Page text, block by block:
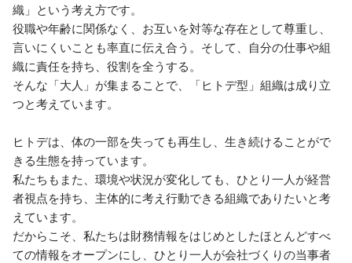
織」という考え方です。
役職や年齢に関係なく、お互いを対等な存在として尊重し、
言いにくいことも率直に伝え合う。そして、自分の仕事や組
織に責任を持ち、役割を全うする。
そんな「大人」が集まることで、「ヒトデ型」組織は成り立
つと考えています。
ヒトデは、体の一部を失っても再生し、生き続けることがで
きる生態を持っています。
私たちもまた、環境や状況が変化しても、ひとり一人が経営
者視点を持ち、主体的に考え行動できる組織でありたいと考
えています。
だからこそ、私たちは財務情報をはじめとしたほとんどすべ
ての情報をオープンにし、ひとり一人が会社づくりの当事者